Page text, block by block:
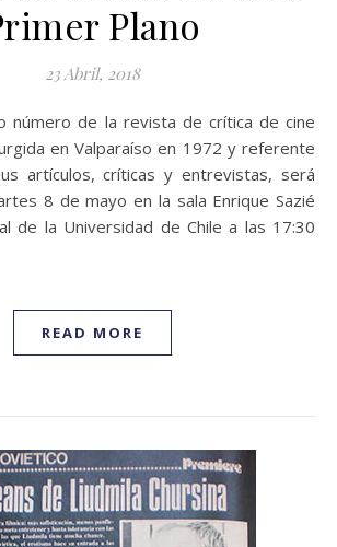
Plano
23 Abril, 2018
en Valparaíso en 1972 y referente
artículos, críticas y entrevistas, será
8 de mayo en la sala Enrique Sazié
de la Universidad de Chile a las 17:30
READ MORE